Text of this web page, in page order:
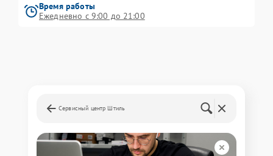
Время работы
Ежедневно с 9:00 до 21:00
Сервисный центр Штиль